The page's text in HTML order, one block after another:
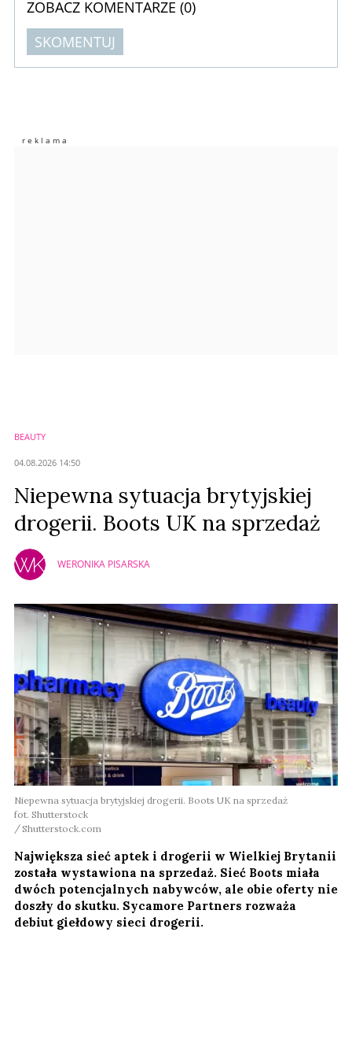
ZOBACZ KOMENTARZE (0)
SKOMENTUJ
Imię (Wymagane)
BEAUTY
04.08.2026 14:50
Niepewna sytuacja brytyjskiej
drogerii. Boots UK na sprzedaż
WERONIKA PISARSKA
Niepewna sytuacja brytyjskiej drogerii. Boots UK na sprzedaż
fot. Shutterstock
Shutterstock.com
Największa sieć aptek i drogerii w Wielkiej Brytanii
została wystawiona na sprzedaż. Sieć Boots miała
dwóch potencjalnych nabywców, ale obie oferty nie
doszły do skutku. Sycamore Partners rozważa
debiut giełdowy sieci drogerii.